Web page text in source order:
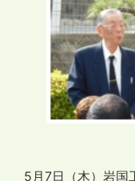
5月7日（木）岩国